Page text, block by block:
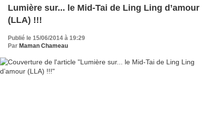
Lumière sur... le Mid-Tai de Ling Ling d’amour
(LLA) !!!
Publié le 15/06/2014 à 19:29
Par Maman Chameau